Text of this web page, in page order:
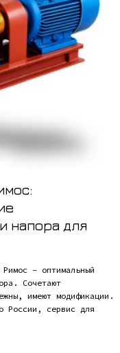
напора для
– оптимальный
Сочетают
имеют модификации.
России, сервис для